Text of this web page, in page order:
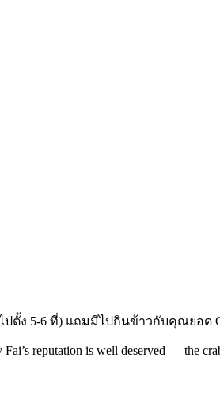
ตั้ง 5-6 ที่) แถมมีไปกินข้าวกับคุณยอด
reputation is well deserved — the